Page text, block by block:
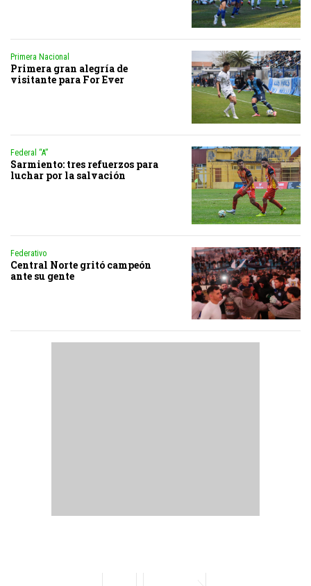
Primera Nacional
Primera gran alegría de
visitante para For Ever
Federal “A”
Sarmiento: tres refuerzos para
luchar por la salvación
Federativo
Central Norte gritó campeón
ante su gente